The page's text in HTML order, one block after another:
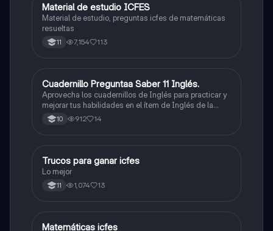
ICFES: Matemáticas
Material de estudio ICFES
Material de estudio, preguntas icfes de matemáticas
resueltas
11 7,154 113
ICFES: Inglés
Cuadernillo Preguntaa Saber 11 Inglés.
Aprovecha los cuadernillos de Inglés para practicar y
mejorar tus habilidades en el ítem de Inglés de la
Prueba Saber 11. 🫡
10 912 14
Química
Trucos para ganar icfes
Lo mejor
11 1,074 13
ICFES: Matemáticas
Matemáticas icfes